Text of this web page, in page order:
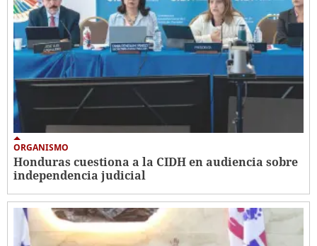
ORGANISMO
Honduras cuestiona a la CIDH en audiencia sobre
independencia judicial